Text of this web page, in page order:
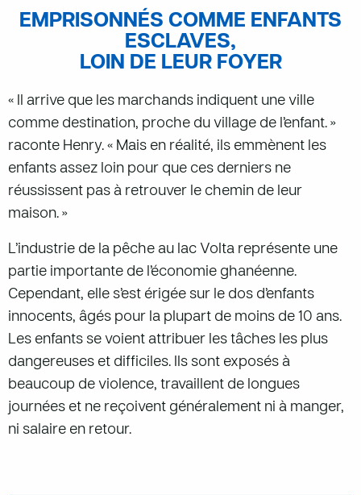
EMPRISONNÉS COMME ENFANTS
ESCLAVES,
LOIN DE LEUR FOYER
« Il arrive que les marchands indiquent une ville
comme destination, proche du village de l’enfant. »
raconte Henry. « Mais en réalité, ils emmènent les
enfants assez loin pour que ces derniers ne
réussissent pas à retrouver le chemin de leur
maison. »
L’industrie de la pêche au lac Volta représente une
partie importante de l’économie ghanéenne.
Cependant, elle s’est érigée sur le dos d’enfants
innocents, âgés pour la plupart de moins de 10 ans.
Les enfants se voient attribuer les tâches les plus
dangereuses et difficiles. Ils sont exposés à
beaucoup de violence, travaillent de longues
journées et ne reçoivent généralement ni à manger,
ni salaire en retour.